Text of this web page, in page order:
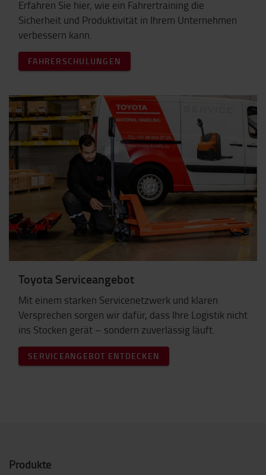
Erfahren Sie hier, wie ein Fahrertraining die
Sicherheit und Produktivität in Ihrem Unternehmen
verbessern kann.
FAHRERSCHULUNGEN
Toyota Serviceangebot
Mit einem starken Servicenetzwerk und klaren
Versprechen sorgen wir dafür, dass Ihre Logistik nicht
ins Stocken gerät – sondern zuverlässig läuft.
SERVICEANGEBOT ENTDECKEN
Produkte